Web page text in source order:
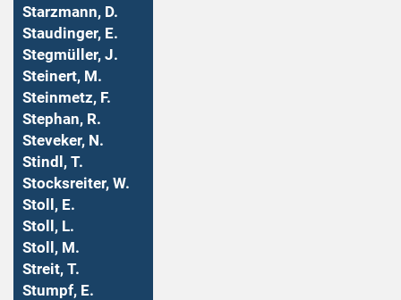
Starzmann, D.
Staudinger, E.
Stegmüller, J.
Steinert, M.
Steinmetz, F.
Stephan, R.
Steveker, N.
Stindl, T.
Stocksreiter, W.
Stoll, E.
Stoll, L.
Stoll, M.
Streit, T.
Stumpf, E.